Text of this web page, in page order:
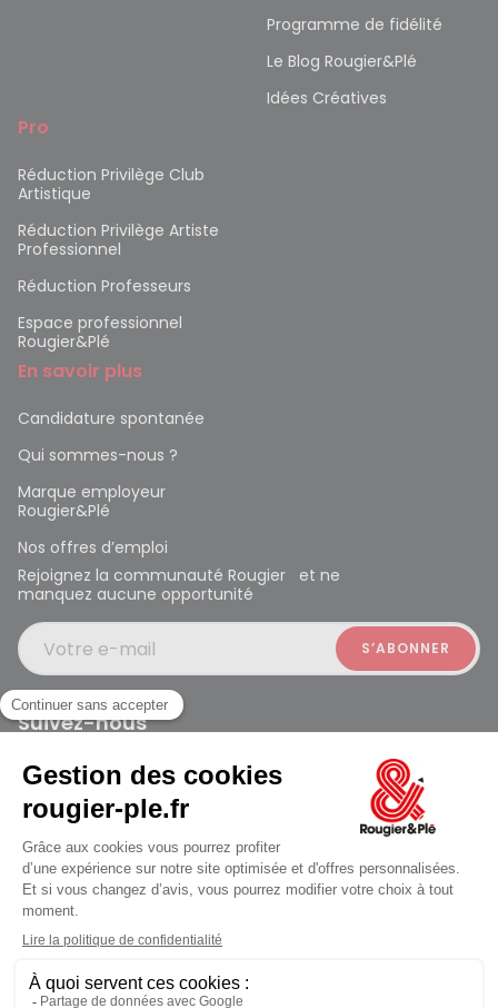
jusqu'au Samedi à 10:00
Programme de fidélité
Le Blog Rougier&Plé
Idées Créatives
Pro
Réduction Privilège Club
Artistique
Réduction Privilège Artiste
Professionnel
Réduction Professeurs
Espace professionnel
Rougier&Plé
En savoir plus
Candidature spontanée
Qui sommes-nous ?
Marque employeur
Rougier&Plé
Nos offres d’emploi
Rejoignez la communauté Rougier et ne
manquez aucune opportunité
Votre e-mail
Suivez-nous
Rougier et Plé 2024 Copyright
Mentions légales
Conditions générales des ventes